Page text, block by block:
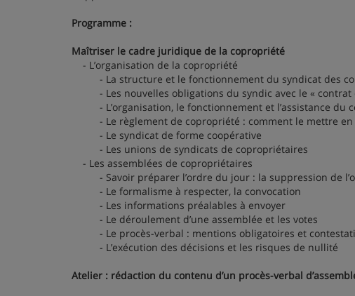
Programme :
Maîtriser le cadre juridique de la copropriété
- L’organisation de la copropriété
- La structure et le fonctionnement du syndicat des
- Les nouvelles obligations du syndic avec le « contrat
- L’organisation, le fonctionnement et l’assistance du
- Le règlement de copropriété : comment le mettre en
- Le syndicat de forme coopérative
- Les unions de syndicats de copropriétaires
- Les assemblées de copropriétaires
- Savoir préparer l’ordre du jour : la suppression de
- Le formalisme à respecter, la convocation
- Les informations préalables à envoyer
- Le déroulement d’une assemblée et les votes
- Le procès-verbal : mentions obligatoires et
- L’exécution des décisions et les risques de nullité
Atelier : rédaction du contenu d’un procès-verbal